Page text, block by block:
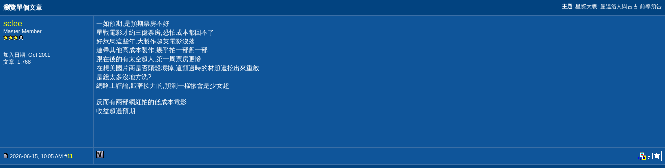
主題: 星際大戰: 曼達洛人與古古 前導預告
瀏覽單個文章
sclee
Master Member
加入日期: Oct 2001
文章: 1,768
一如預期,是預期票房不好
星戰電影才約三億票房,恐怕成本都回不了
好萊烏這些年,大製作超英電影沒落
連帶其他高成本製作,幾乎拍一部虧一部
跟在後的有太空超人,第一周票房更慘
在想美國片商是否頭殼壞掉,這類過時的材題還挖出來重啟
是錢太多沒地方洗?
網路上評論,跟著接力的,預測一樣慘會是少女超
反而有兩部網紅拍的低成本電影
收益超過預期
2026-06-15, 10:05 AM #11